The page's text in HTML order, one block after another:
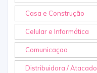
Casa e Construção
Celular e Informática
Comunicaçao
Distribuidora / Atacado